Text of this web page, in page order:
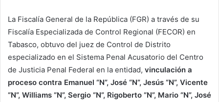
La Fiscalía General de la República (FGR) a través de su
Fiscalía Especializada de Control Regional (FECOR) en
Tabasco, obtuvo del juez de Control de Distrito
especializado en el Sistema Penal Acusatorio del Centro
de Justicia Penal Federal en la entidad, vinculación a
proceso contra Emanuel “N”, José “N”, Jesús “N”, Vicente
“N”, Williams “N”, Sergio “N”, Rigoberto “N”, Mario “N”, José